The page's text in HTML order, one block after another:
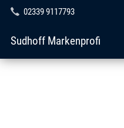
02339 9117793
Sudhoff Markenprofi